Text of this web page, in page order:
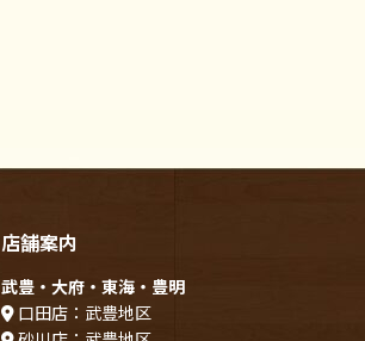
店舗案内
武豊・大府・東海・豊明
口田店：武豊地区